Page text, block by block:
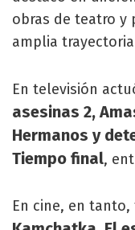
obras de teatro y
amplia
En televisión
asesinas 2,
Hermanos y
Tiempo final,
En cine, en